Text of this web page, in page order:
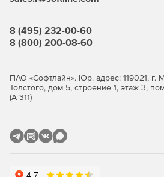
аналитических форм. В продукте
реализованы вопросы
8 (495) 232-00-60
8 (800) 200-08-60
ПАО «Софтлайн». Юр. адрес: 119021, г.
Толстого, дом 5, строение 1, этаж 3,
(А-311)